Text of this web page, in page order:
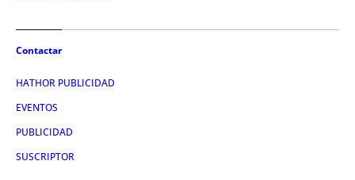
Contactar
HATHOR PUBLICIDAD
EVENTOS
PUBLICIDAD
SUSCRIPTOR